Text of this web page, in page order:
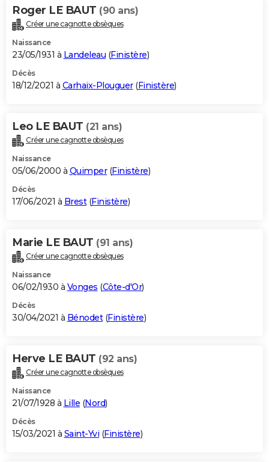
Roger LE BAUT (90 ans)
Créer une cagnotte obsèques
Naissance
23/05/1931 à Landeleau (Finistère)
Décès
18/12/2021 à Carhaix-Plouguer(Finistère)
Leo LE BAUT (21 ans)
Créer une cagnotte obsèques
Naissance
05/06/2000 à Quimper(Finistère)
Décès
17/06/2021 à Brest(Finistère)
Marie LE BAUT (91 ans)
Créer une cagnotte obsèques
Naissance
06/02/1930 à Vonges (Côte-d'Or)
Décès
30/04/2021 à Bénodet(Finistère)
Herve LE BAUT (92 ans)
Créer une cagnotte obsèques
Naissance
21/07/1928 à Lille (Nord)
Décès
15/03/2021 à Saint-Yvi (Finistère)